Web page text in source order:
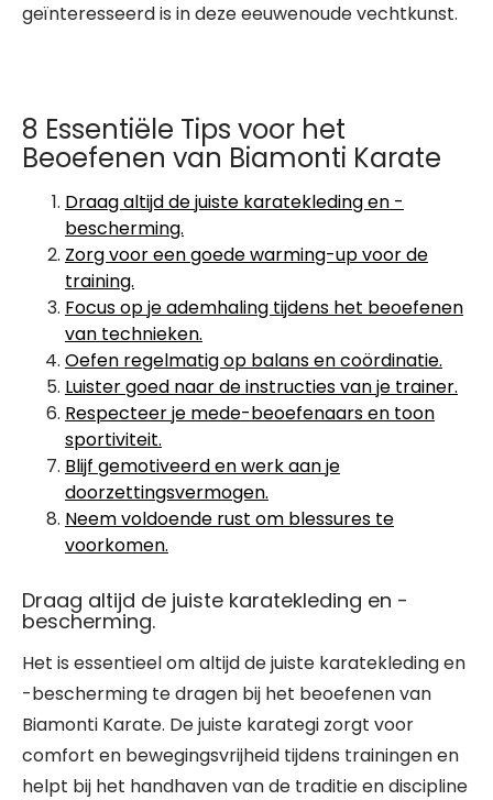
geïnteresseerd is in deze eeuwenoude vechtkunst.
8 Essentiële Tips voor het
Beoefenen van Biamonti Karate
Draag altijd de juiste karatekleding en -
bescherming.
Zorg voor een goede warming-up voor de
training.
Focus op je ademhaling tijdens het beoefenen
van technieken.
Oefen regelmatig op balans en coördinatie.
Luister goed naar de instructies van je trainer.
Respecteer je mede-beoefenaars en toon
sportiviteit.
Blijf gemotiveerd en werk aan je
doorzettingsvermogen.
Neem voldoende rust om blessures te
voorkomen.
Draag altijd de juiste karatekleding en -
bescherming.
Het is essentieel om altijd de juiste karatekleding en
-bescherming te dragen bij het beoefenen van
Biamonti Karate. De juiste karategi zorgt voor
comfort en bewegingsvrijheid tijdens trainingen en
helpt bij het handhaven van de traditie en discipline